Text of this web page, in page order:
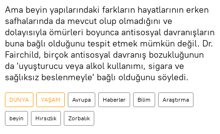
Ama beyin yapılarındaki farkların hayatlarının erken
safhalarında da mevcut olup olmadığını ve
dolayısıyla ömürleri boyunca antisosyal davranışların
buna bağlı olduğunu tespit etmek mümkün değil. Dr.
Fairchild, birçok antisosyal davranış bozukluğunun
da 'uyuşturucu veya alkol kullanımı, sigara ve
sağlıksız beslenmeyle' bağlı olduğunu söyledi.
DÜNYA YAŞAM Avrupa Haberler Bilim Araştırma
beyin Hırsızlık Zorbalık